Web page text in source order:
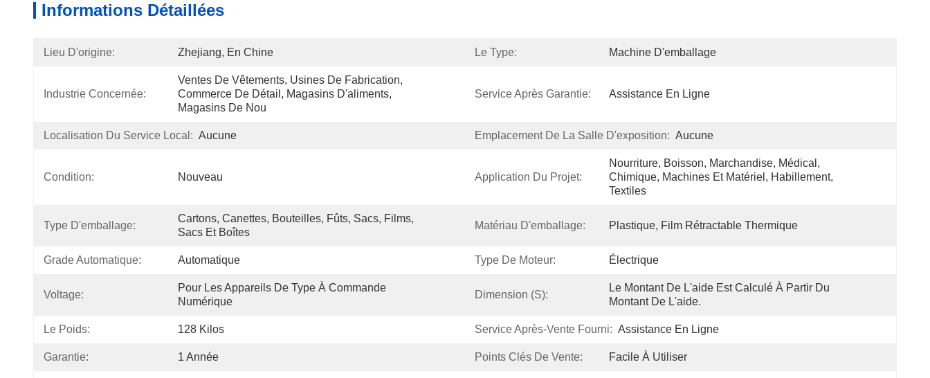
Informations Détaillées
Lieu D'origine: Zhejiang, En Chine Le Type: Machine D'emballage
Industrie Concernée:
Ventes De Vêtements, Usines De Fabrication,
Commerce De Détail, Magasins D'aliments,
Magasins De Nou
Service Après Garantie: Assistance En Ligne
Localisation Du Service Local: Aucune Emplacement De La Salle D'exposition: Aucune
Condition: Nouveau Application Du Projet:
Nourriture, Boisson, Marchandise, Médical,
Chimique, Machines Et Matériel, Habillement,
Textiles
Type D'emballage:
Cartons, Canettes, Bouteilles, Fûts, Sacs, Films,
Sacs Et Boîtes
Matériau D'emballage: Plastique, Film Rétractable Thermique
Grade Automatique: Automatique Type De Moteur: Électrique
Voltage:
Pour Les Appareils De Type À Commande
Numérique
Dimension (s):
Le Montant De L'aide Est Calculé À Partir Du
Montant De L'aide.
Le Poids: 128 Kilos Service Après-Vente Fourni: Assistance En Ligne
Garantie: 1 Année Points Clés De Vente: Facile À Utiliser